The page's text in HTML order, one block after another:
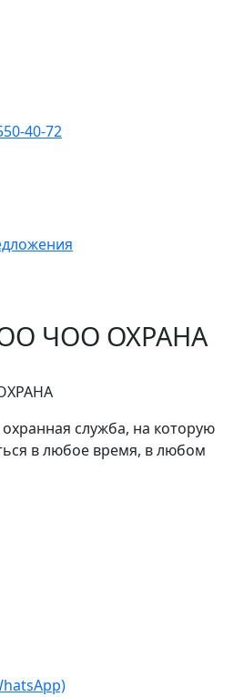
40-72
ЧОО ОХРАНА
служба, на которую
в любое время, в любом